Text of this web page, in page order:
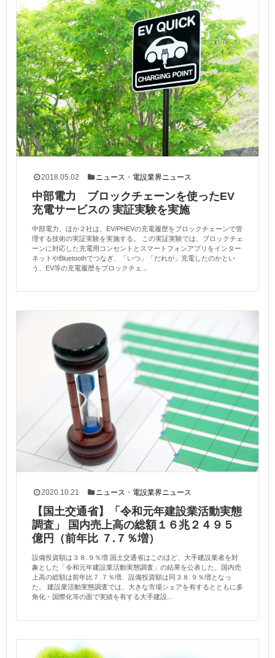
2018.05.02 ニュース ・ 電設業界ニュース
中部電力 ブロックチェーンを使ったEV
充電サービスの 実証実験を実施
中部電力、ほか２社は、EV/PHEVの充電履歴をブロックチェーンで管
理する技術の実証実験を実施する。 この実証実験では、ブロックチェ
ーンに対応した充電用コンセントとスマートフォンアプリをインター
ネットやBluetoothでつなぎ、「いつ」「だれが」充電したのかとい
う、EV等の充電履歴をブロックチェ...
2020.10.21 ニュース ・ 電設業界ニュース
【国土交通省】「令和元年建設業活動実態
調査」 国内売上高の総額１６兆２４９５
億円（前年比 ７.７％増）
設備投資額は３８.９％増 国土交通省はこのほど、大手建設業者を対
象とした「令和元年建設業活動実態調査」の結果を公表した。国内売
上高の総額は前年比７.７％増、設備投資額は同３８.９％増となっ
た。 建設業活動実態調査では、大きな市場シェアを有するとともに多
角化・国際化等の面で実績を有する大手建設...